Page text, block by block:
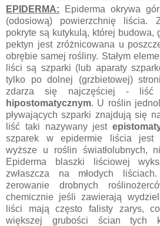
EPIDERMA:
Epiderma okrywa
(odosiową) powierzchnię liścia.
pokryte są kutykulą, której budowa,
pektyn jest zróżnicowana u
obrębie samej rośliny. Stałym
liści są szparki (lub aparaty
tylko po dolnej (grzbietowej)
zdarza się najczęściej - liść
hipostomatycznym. U roślin
pływających szparki znajdują się
liść taki nazywany jest
szparek w epidermie liścia jest
wyższe u roślin światłolubnych,
Epiderma blaszki liściowej
zwłaszcza na młodych
żerowanie drobnych
chemicznie jeśli zawierają
liści mają często falisty zarys,
większej grubości ścian tych